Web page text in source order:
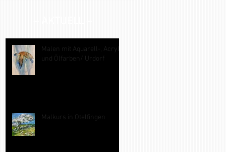
Malen mit Aquarell-, Acryl-
und Ölfarben/ Urdorf
Malkurs in Otelfingen